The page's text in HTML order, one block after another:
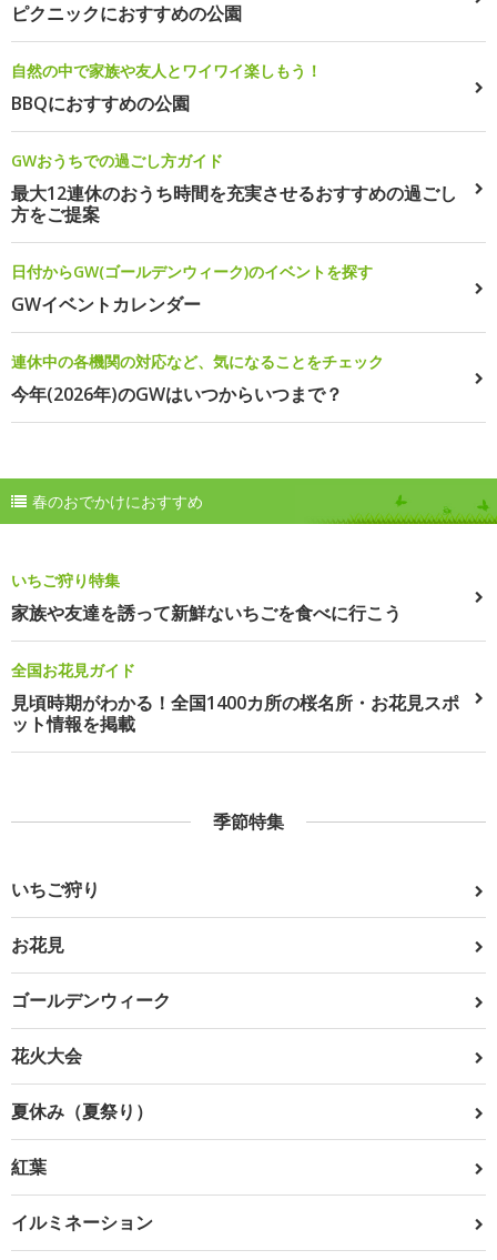
ピクニックにおすすめの公園
自然の中で家族や友人とワイワイ楽しもう！
BBQにおすすめの公園
GWおうちでの過ごし方ガイド
最大12連休のおうち時間を充実させるおすすめの過ごし
方をご提案
日付からGW(ゴールデンウィーク)のイベントを探す
GWイベントカレンダー
連休中の各機関の対応など、気になることをチェック
今年(2026年)のGWはいつからいつまで？
春のおでかけにおすすめ
いちご狩り特集
家族や友達を誘って新鮮ないちごを食べに行こう
全国お花見ガイド
見頃時期がわかる！全国1400カ所の桜名所・お花見スポ
ット情報を掲載
季節特集
いちご狩り
お花見
ゴールデンウィーク
花火大会
夏休み（夏祭り）
紅葉
イルミネーション